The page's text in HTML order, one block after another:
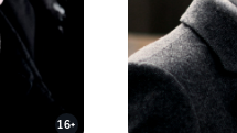
16+